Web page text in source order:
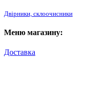
Двірники, склоочисники
Меню магазину:
Доставка